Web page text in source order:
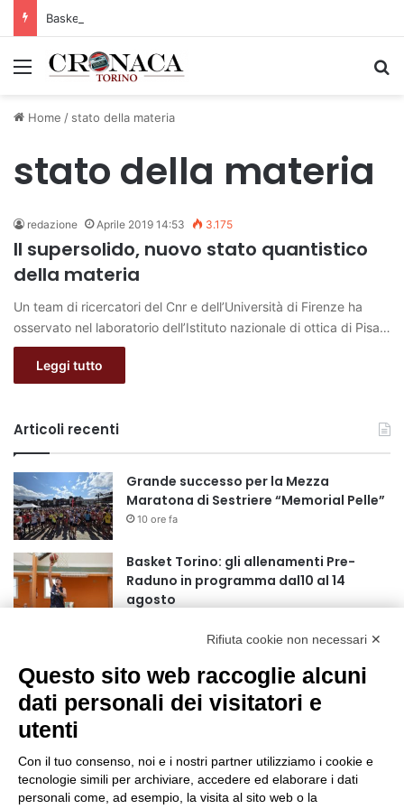
Menu
Home / stato della materia
stato della materia
redazione Aprile 2019 14:53 3.175
Il supersolido, nuovo stato quantistico
della materia
Un team di ricercatori del Cnr e dell’Università di Firenze ha
osservato nel laboratorio dell’Istituto nazionale di ottica di Pisa…
Leggi tutto
Articoli recenti
Grande successo per la Mezza
Maratona di Sestriere “Memorial Pelle”
10 ore fa
Basket Torino: gli allenamenti Pre-
Raduno in programma dal10 al 14
agosto
75 anni di INFN. La comunità, la storia, il
futuro della ricerca in fisica
fondamentale in Italia
18 ore fa
nel pieno della stagione turistica
22 ore fa
Rifiuta cookie non necessari ✕
Questo sito web raccoglie alcuni
dati personali dei visitatori e
utenti
Con il tuo consenso, noi e i nostri partner utilizziamo i cookie e
tecnologie simili per archiviare, accedere ed elaborare i dati
personali come, ad esempio, la visita al sito web o la